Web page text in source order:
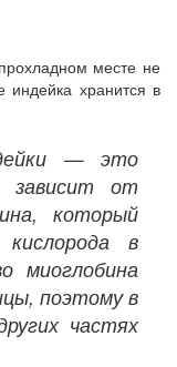
месте не
индейка хранится в
— это
зависит от
который
в
миоглобина
поэтому в
частях